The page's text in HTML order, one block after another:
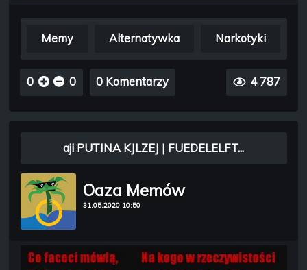
Memy Alternatywka Narkotyki
0 0 0 Komentarzy 4 787
Oaza Memów
31.05.2020 10:50
aji PUTINA KJLZEJ | FUEDELELFT...